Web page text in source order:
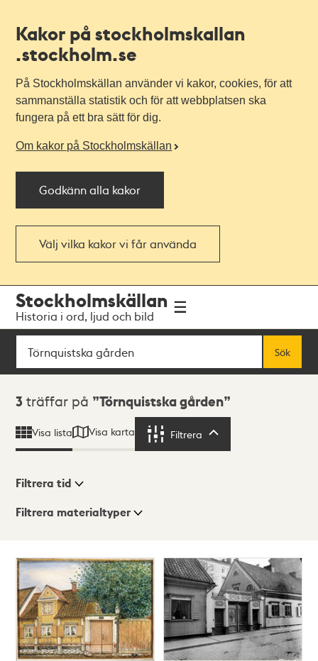
Kakor på stockholmskallan
.stockholm.se
På Stockholmskällan använder vi kakor, cookies, för att
sammanställa statistik och för att webbplatsen ska
fungera på ett bra sätt för dig.
Om kakor på Stockholmskällan
Godkänn alla kakor
Välj vilka kakor vi får använda
navigationen
huvudinnehållet
Stockholmskällan
Historia i ord, ljud och bild
Sök
Sök
Sökresultat
3 träffar på Törnquistska gården
Visa lista Visa karta Filtrera
Visningsläge
Lista
Karta
Filtrera tid
Filtrera materialtyper
träffar